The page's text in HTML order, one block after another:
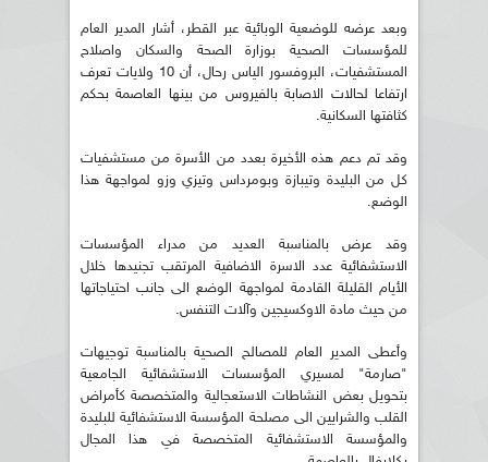
وبعد عرضه للوضعية الوبائية عبر القطر، أشار المدير العام
للمؤسسات الصحية بوزارة الصحة والسكان واصلاح
المستشفيات، البروفسور الياس رحال، أن 10 ولايات تعرف
ارتفاعا لحالات الاصابة بالفيروس من بينها العاصمة بحكم
كثافتها السكانية.
وقد تم دعم هذه الأخيرة بعدد من الأسرة من مستشفيات
كل من البليدة وتيبازة وبومرداس وتيزي وزو لمواجهة هذا
الوضع.
وقد عرض بالمناسبة العديد من مدراء المؤسسات
الاستشفائية عدد الاسرة الاضافية المرتقب تجنيدها خلال
الأيام القليلة القادمة لمواجهة الوضع الى جانب احتياجاتها
من حيث مادة الاوكسيجين وآلات التنفس.
وأعطى المدير العام للمصالح الصحية بالمناسبة توجيهات
"صارمة" لمسيري المؤسسات الاستشفائية الجامعية
بتحويل بعض النشاطات الاستعجالية والمتخصصة كأمراض
القلب والشرايين الى مصلحة المؤسسة الاستشفائية للبليدة
والمؤسسة الاستشفائية المتخصصة في هذا المجال